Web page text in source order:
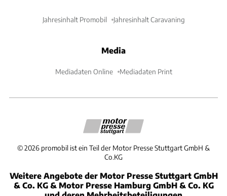
Jahresinhalt Promobil Jahresinhalt Caravaning
Media
Mediadaten Online Mediadaten Print
©2026 promobil ist ein Teil der Motor Presse Stuttgart GmbH &
Co.KG
Weitere Angebote der Motor Presse Stuttgart GmbH
& Co. KG & Motor Presse Hamburg GmbH & Co. KG